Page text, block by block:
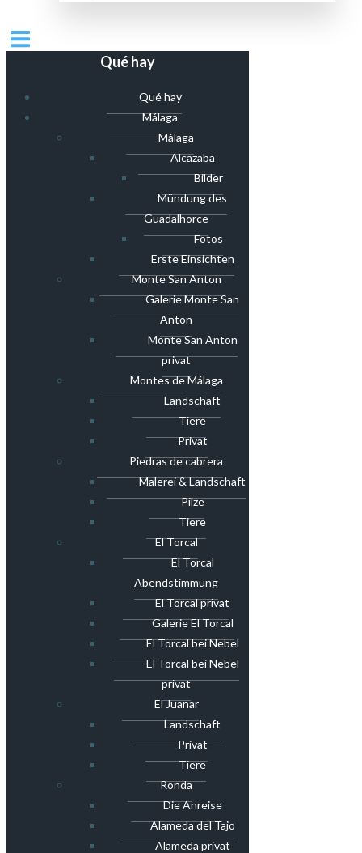
Qué hay
Qué hay
Málaga
Málaga
Alcazaba
Bilder
Mündung des
Guadalhorce
Fotos
Erste Einsichten
Monte San Anton
Galerie Monte San
Anton
Monte San Anton
privat
Montes de Málaga
Landschaft
Tiere
Privat
Piedras de cabrera
Malerei & Landschaft
Pilze
Tiere
El Torcal
El Torcal
Abendstimmung
El Torcal privat
Galerie El Torcal
El Torcal bei Nebel
El Torcal bei Nebel
privat
El Juanar
Landschaft
Privat
Tiere
Ronda
Die Anreise
Alameda del Tajo
Alameda privat